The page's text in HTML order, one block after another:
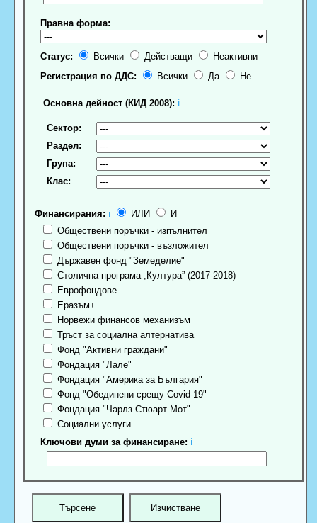
Правна форма:
Статус: Всички Действащи
Неактивни
Регистрация по ДДС:
Всички Да Не
Основна дейност (КИД 2008): ℹ
Сектор:
Раздел:
Група:
Клас:
Финансирания: ℹ ИЛИ
И
Обществени поръчки - изпълнител
Обществени поръчки - възложител
Държавен фонд "Земеделие"
Столична програма „Култура” (2017-2018)
Еврофондове
Еразъм+
Норвежи финансов механизъм
Тръст за социална алтернатива
Фонд "Активни граждани"
Фондация "Лале"
Фондация "Америка за България"
Фонд "Обединени срещу Covid-19"
Фондация "Чарлз Стюарт Мот"
Социални услуги
Ключови думи за финансиране: ℹ